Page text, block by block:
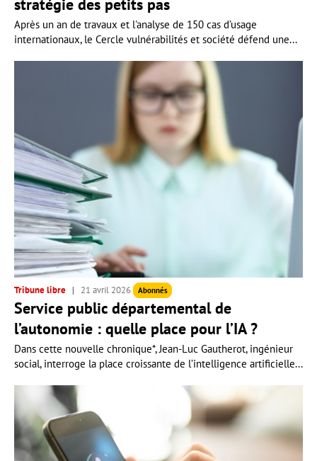
stratégie des petits pas
Après un an de travaux et l'analyse de 150 cas d’usage
internationaux, le Cercle vulnérabilités et société défend une...
Tribune libre 21 avril 2026 Abonnés
Service public départemental de
l’autonomie : quelle place pour l’IA ?
Dans cette nouvelle chronique*, Jean-Luc Gautherot, ingénieur
social, interroge la place croissante de l’intelligence artificielle...